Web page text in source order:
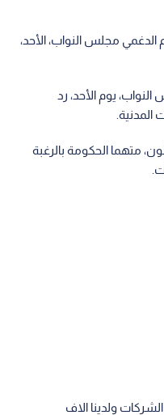
الدغمي مجلس النواب، الأحد،
يوم الأحد، رد
متهما الحكومة بالرغبة
ولدينا الاف